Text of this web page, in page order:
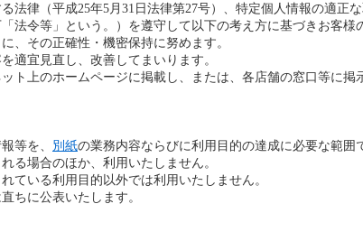
法律（平成25年5月31日法律第27号）、特定個人情報の適正
法令等」という。）を遵守して以下の考え方に基づきお客様
、その正確性・機密保持に努めます。
適宜見直し、改善してまいります。
上のホームページに掲載し、または、各店舗の窓口等に掲
等を、 別紙の業務内容ならびに利用目的の達成に必要な範囲
る場合のほか、利用いたしません。
ている利用目的以外では利用いたしません。
ちに公表いたします。